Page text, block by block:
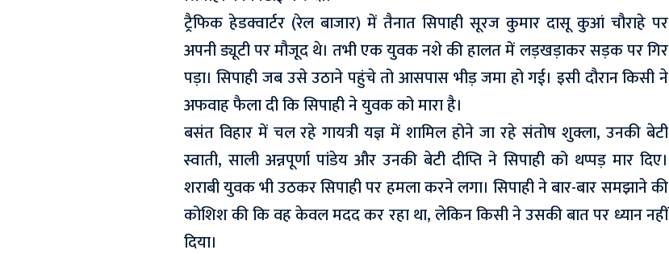
ट्रैफिक हेडक्वार्टर (रेल बाजार) में तैनात सिपाही सूरज कुमार दासू कुआं चौराहे पर
अपनी ड्यूटी पर मौजूद थे। तभी एक युवक नशे की हालत में लड़खड़ाकर सड़क पर गिर
पड़ा। सिपाही जब उसे उठाने पहुंचे तो आसपास भीड़ जमा हो गई। इसी दौरान किसी ने
अफवाह फैला दी कि सिपाही ने युवक को मारा है।
बसंत विहार में चल रहे गायत्री यज्ञ में शामिल होने जा रहे संतोष शुक्ला, उनकी बेटी
स्वाती, साली अन्नपूर्णा पांडेय और उनकी बेटी दीप्ति ने सिपाही को थप्पड़ मार दिए।
शराबी युवक भी उठकर सिपाही पर हमला करने लगा। सिपाही ने बार-बार समझाने की
कोशिश की कि वह केवल मदद कर रहा था, लेकिन किसी ने उसकी बात पर ध्यान नहीं
दिया।